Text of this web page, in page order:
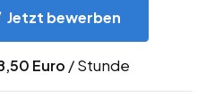
Jetzt bewerben
Euro / Stunde